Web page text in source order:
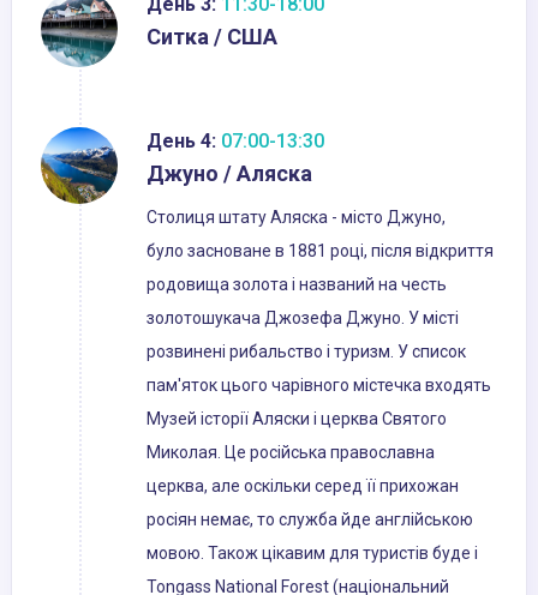
День 3: 11:30-18:00
Ситка / США
День 4: 07:00-13:30
Джуно / Аляска
Столиця штату Аляска - місто Джуно,
було засноване в 1881 році, після відкриття
родовища золота і названий на честь
золотошукача Джозефа Джуно. У місті
розвинені рибальство і туризм. У список
пам'яток цього чарівного містечка входять
Музей історії Аляски і церква Святого
Миколая. Це російська православна
церква, але оскільки серед її прихожан
росіян немає, то служба йде англійською
мовою. Також цікавим для туристів буде і
Tongass National Forest (національний